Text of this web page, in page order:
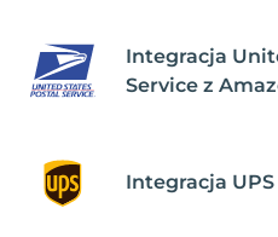
Integracja
Service z
Integracja